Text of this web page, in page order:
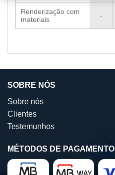
Renderização com
materiais
-
SOBRE NÓS
Sobre nós
Clientes
Testemunhos
MÉTODOS DE PAGAMENTO